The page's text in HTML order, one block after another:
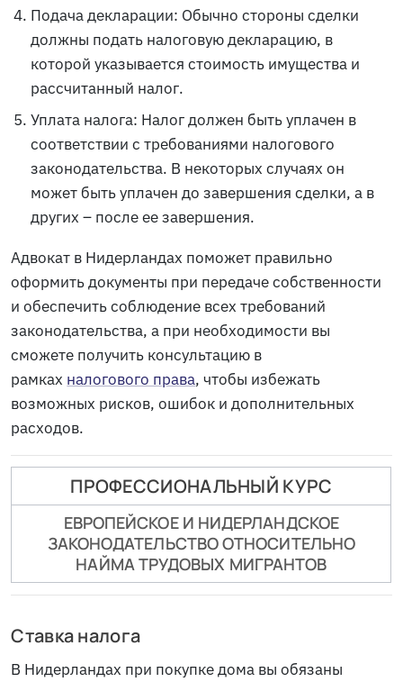
Подача декларации: Обычно стороны сделки
должны подать налоговую декларацию, в
которой указывается стоимость имущества и
рассчитанный налог.
Уплата налога: Налог должен быть уплачен в
соответствии с требованиями налогового
законодательства. В некоторых случаях он
может быть уплачен до завершения сделки, а в
других – после ее завершения.
Адвокат в Нидерландах поможет правильно
оформить документы при передаче собственности
и обеспечить соблюдение всех требований
законодательства, а при необходимости вы
сможете получить консультацию в
рамках налогового права, чтобы избежать
возможных рисков, ошибок и дополнительных
расходов.
ПРОФЕССИОНАЛЬНЫЙ КУРС
ЕВРОПЕЙСКОЕ И НИДЕРЛАНДСКОЕ
ЗАКОНОДАТЕЛЬСТВО ОТНОСИТЕЛЬНО
НАЙМА ТРУДОВЫХ МИГРАНТОВ
Ставка налога
В Нидерландах при покупке дома вы обязаны